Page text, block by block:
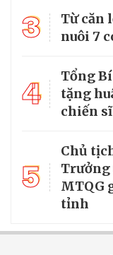
3
Từ căn
nuôi 7
4
Tổng
tặng
chiến
5
Chủ
Trưởng
MTQG
tỉnh